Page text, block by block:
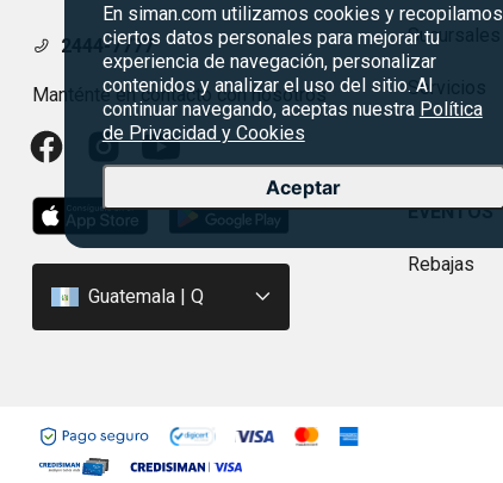
En siman.com utilizamos cookies y recopilamos
ciertos datos personales para mejorar tu
experiencia de navegación, personalizar
contenidos y analizar el uso del sitio. Al
continuar navegando, aceptas nuestra Política
de Privacidad y Cookies
Aceptar
2444-7777
Manténte en contacto con nosotros
Guatemala | Q
Sucursales
Servicios
EVENTOS
Rebajas